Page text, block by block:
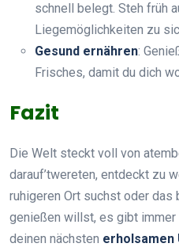
schnell belegt. Steh früh
Liegemöglichkeiten zu
Gesund ernähren:
Frisches, damit du dich
Fazit
Die Welt steckt voll von
darauf’twereten, entdeckt zu
ruhigeren Ort suchst oder das
genießen willst, es gibt
deinen nächsten erholsamen